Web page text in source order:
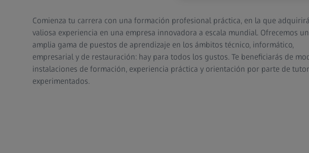
Comienza tu carrera con una formación profesional práctica, en la que
valiosa experiencia en una empresa innovadora a escala mundial. Ofrecemos
amplia gama de puestos de aprendizaje en los ámbitos técnico, informático,
empresarial y de restauración: hay para todos los gustos. Te beneficiarás de
instalaciones de formación, experiencia práctica y orientación por parte de
experimentados.